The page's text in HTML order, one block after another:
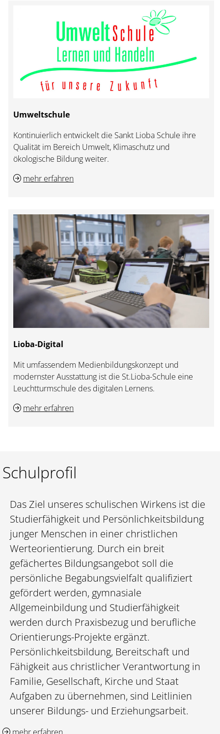
Umweltschule
Kontinuierlich entwickelt die Sankt Lioba Schule ihre
Qualität im Bereich Umwelt, Klimaschutz und
ökologische Bildung weiter.
mehr erfahren
Lioba-Digital
Mit umfassendem Medienbildungskonzept und
modernster Ausstattung ist die St.Lioba-Schule eine
Leuchtturmschule des digitalen Lernens.
mehr erfahren
Schulprofil
Das Ziel unseres schulischen Wirkens ist die
Studierfähigkeit und Persönlichkeitsbildung
junger Menschen in einer christlichen
Werteorientierung. Durch ein breit
gefächertes Bildungsangebot soll die
persönliche Begabungsvielfalt qualifiziert
gefördert werden, gymnasiale
Allgemeinbildung und Studierfähigkeit
werden durch Praxisbezug und berufliche
Orientierungs-Projekte ergänzt.
Persönlichkeitsbildung, Bereitschaft und
Fähigkeit aus christlicher Verantwortung in
Familie, Gesellschaft, Kirche und Staat
Aufgaben zu übernehmen, sind Leitlinien
unserer Bildungs- und Erziehungsarbeit.